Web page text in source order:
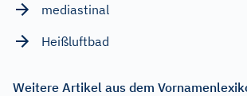
mediastinal
Heißluftbad
Weitere Artikel aus dem